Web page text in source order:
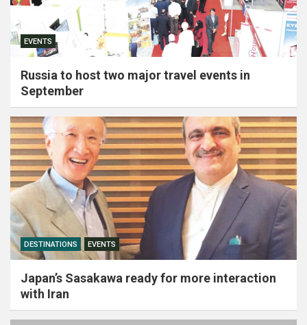
EVENTS
Russia to host two major travel events in
September
DESTINATIONS EVENTS
Japan’s Sasakawa ready for more interaction
with Iran